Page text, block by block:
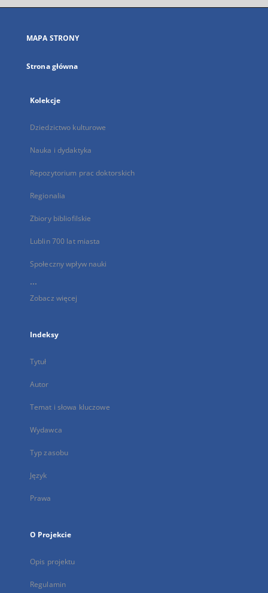
się
karcie
MAPA STRONY
Strona główna
Kolekcje
Dziedzictwo kulturowe
Nauka i dydaktyka
Repozytorium prac doktorskich
Regionalia
Zbiory bibliofilskie
Lublin 700 lat miasta
Społeczny wpływ nauki
...
Zobacz więcej
Indeksy
Tytuł
Autor
Temat i słowa kluczowe
Wydawca
Typ zasobu
Język
Prawa
O Projekcie
Opis projektu
Regulamin